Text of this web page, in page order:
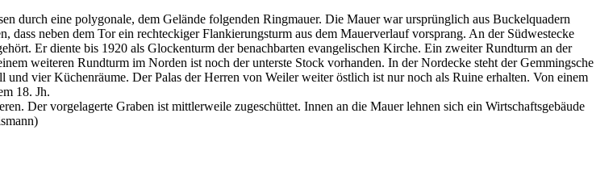
durch eine polygonale, dem Gelände folgenden Ringmauer. Die Mauer war ursprünglich aus Buckelquadern
neben dem Tor ein rechteckiger Flankierungsturm aus dem Mauerverlauf vorsprang. An der Südwestecke
Er diente bis 1920 als Glockenturm der benachbarten evangelischen Kirche. Ein zweiter Rundturm an der
weiteren Rundturm im Norden ist noch der unterste Stock vorhanden. In der Nordecke steht der Gemmingsche
vier Küchenräume. Der Palas der Herren von Weiler weiter östlich ist nur noch als Ruine erhalten. Von einem
18. Jh.
Der vorgelagerte Graben ist mittlerweile zugeschüttet. Innen an die Mauer lehnen sich ein Wirtschaftsgebäude